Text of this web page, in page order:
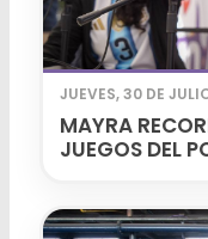
JUEVES, 30 DE
MAYRA
JUEGOS DEL